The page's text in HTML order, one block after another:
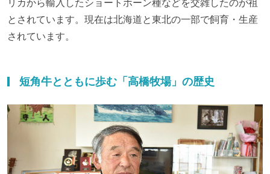
とされています。現在は北海道と東北の一部で飼育・生産
されています。
短角牛とともに歩む「高橋牧場」の歴史